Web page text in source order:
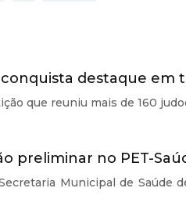
destaque em
que reuniu mais de 160
preliminar no PET-
Municipal de Saúde